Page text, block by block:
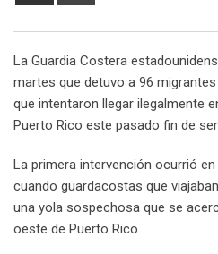
La Guardia Costera
martes que detuvo a 96
que intentaron llegar ilegalmente
Puerto Rico este pasado fin de
La primera intervención ocurrió
cuando guardacostas que
una yola sospechosa que se
oeste de Puerto Rico.